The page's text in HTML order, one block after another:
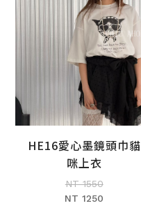
加入購物車
HE16愛心墨鏡頭巾貓
咪上衣
NT 1550
NT 1250